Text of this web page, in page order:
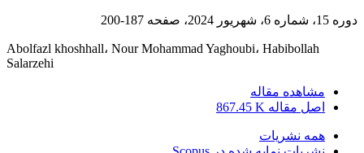
دوره 15، شماره 6، شهریور 2024، صفحه 187-200
Abolfazl khoshhall، Nour Mohammad Yaghoubi، Habibollah
Salarzehi
مشاهده مقاله
اصل مقاله 867.45 K
همه نشریات